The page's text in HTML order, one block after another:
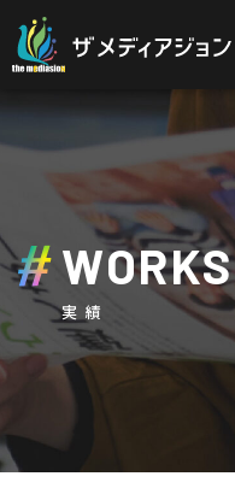
WORKS
実績